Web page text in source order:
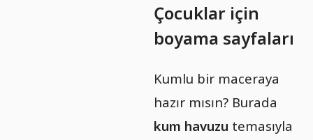
Çocuklar için
boyama sayfaları
Kumlu bir maceraya
hazır mısın? Burada
kum havuzu temasıyla